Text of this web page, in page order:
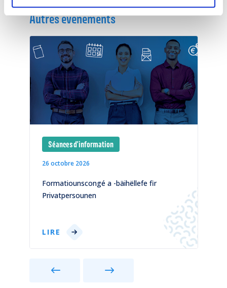
Autres évènements
Séances d'information
26 octobre 2026
Formatiounscongé a -bäihëllefe fir
Privatpersounen
LIRE